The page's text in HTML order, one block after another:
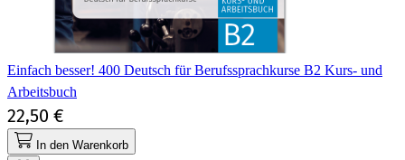
Einfach besser! 400 Deutsch für Berufssprachkurse B2 Kurs- und
Arbeitsbuch
22,50 €
In den Warenkorb